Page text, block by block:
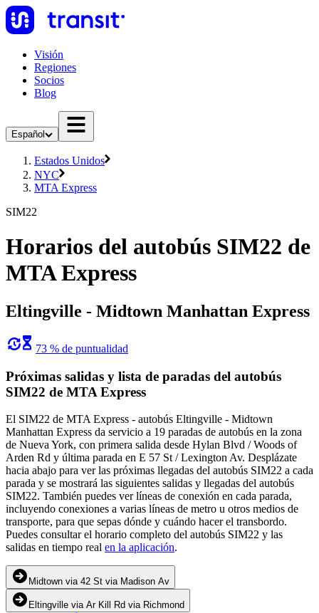
Visión
Regiones
Socios
Blog
Español
Estados Unidos
NYC
MTA Express
SIM22
Horarios del autobús SIM22 de
MTA Express
Eltingville - Midtown Manhattan Express
73 % de puntualidad
Próximas salidas y lista de paradas del autobús
SIM22 de MTA Express
El SIM22 de MTA Express - autobús Eltingville - Midtown
Manhattan Express da servicio a 19 paradas de autobús en la zona
de Nueva York, con primera salida desde Hylan Blvd / Woods of
Arden Rd y última parada en E 57 St / Lexington Av. Desplázate
hacia abajo para ver las próximas llegadas del autobús SIM22 a cada
parada y se mostrará las siguientes salidas y llegadas del autobús
SIM22. También puedes ver líneas de conexión en cada parada,
incluyendo conexiones a varias líneas de metro u otros medios de
transporte, para que sepas dónde y cuándo hacer el transbordo.
Puedes consultar el horario completo del autobús SIM22 y las
salidas en tiempo real en la aplicación.
Midtown via 42 St via Madison Av
Eltingville via Ar Kill Rd via Richmond